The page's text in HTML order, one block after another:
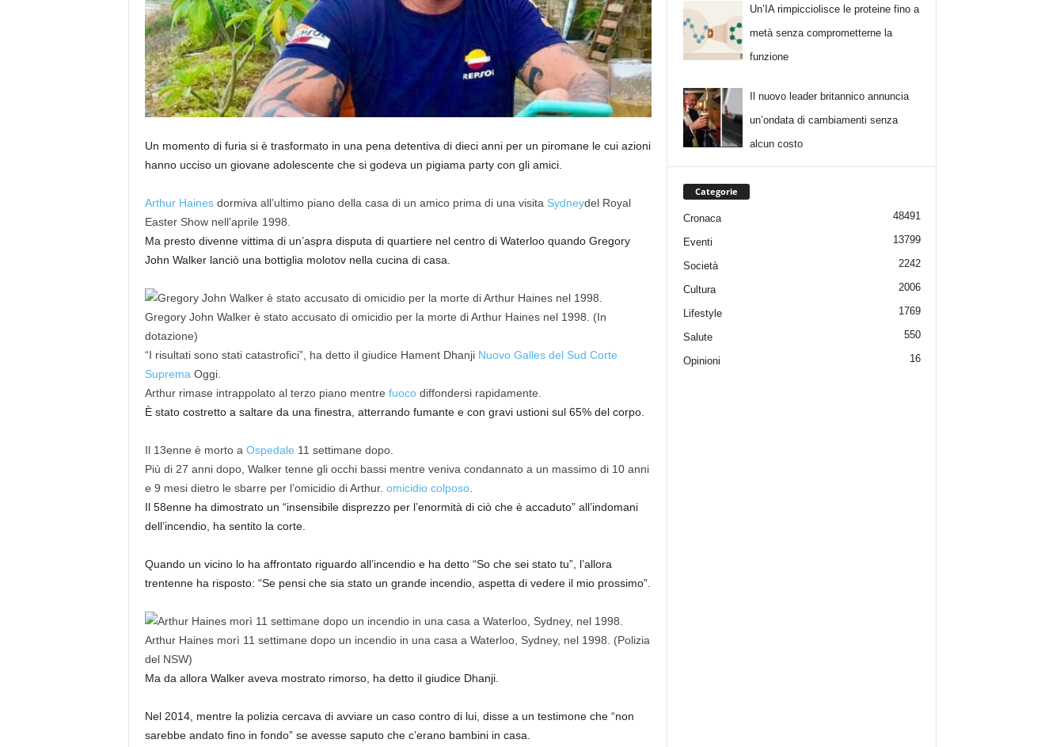
Un momento di furia si è trasformato in una pena detentiva di dieci anni per un piromane le cui azioni
hanno ucciso un giovane adolescente che si godeva un pigiama party con gli amici.
Arthur Hainesdormiva all’ultimo piano della casa di un amico prima di una visita Sydneydel Royal
Easter Show nell’aprile 1998.
Ma presto divenne vittima di un’aspra disputa di quartiere nel centro di Waterloo quando Gregory
John Walker lanciò una bottiglia molotov nella cucina di casa.
Gregory John Walker è stato accusato di omicidio per la morte di Arthur Haines nel 1998.
(In
dotazione)
“I risultati sono stati catastrofici”, ha detto il giudice Hament Dhanji Nuovo Galles del Sud Corte
Suprema Oggi.
Arthur rimase intrappolato al terzo piano mentre fuocodiffondersi rapidamente.
È stato costretto a saltare da una finestra, atterrando fumante e con gravi ustioni sul 65% del corpo.
Il 13enne è morto a Ospedale 11 settimane dopo.
Più di 27 anni dopo, Walker tenne gli occhi bassi mentre veniva condannato a un massimo di 10 anni
e 9 mesi dietro le sbarre per l’omicidio di Arthur. omicidio colposo.
Il 58enne ha dimostrato un “insensibile disprezzo per l’enormità di ciò che è accaduto” all’indomani
dell’incendio, ha sentito la corte.
Quando un vicino lo ha affrontato riguardo all’incendio e ha detto “So che sei stato tu”, l’allora
trentenne ha risposto: “Se pensi che sia stato un grande incendio, aspetta di vedere il mio prossimo”.
Arthur Haines morì 11 settimane dopo un incendio in una casa a Waterloo, Sydney, nel 1998.
(Polizia
del NSW)
Ma da allora Walker aveva mostrato rimorso, ha detto il giudice Dhanji.
Nel 2014, mentre la polizia cercava di avviare un caso contro di lui, disse a un testimone che “non
sarebbe andato fino in fondo” se avesse saputo che c’erano bambini in casa.
Un’IA rimpicciolisce le proteine fino a
metà senza comprometterne la
funzione
Il nuovo leader britannico annuncia
un’ondata di cambiamenti senza
alcun costo
Categorie
Cronaca 48491
Eventi 13799
Società 2242
Cultura 2006
Lifestyle 1769
Salute 550
Opinioni 16